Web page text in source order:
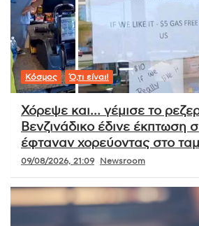
Κόσμος Ό,τι είναι!
Χόρεψε και… γέμισε το
Βενζινάδικο έδινε έκπτωση
έφταναν χορεύοντας στο
09/08/2026, 21:09 Newsroom